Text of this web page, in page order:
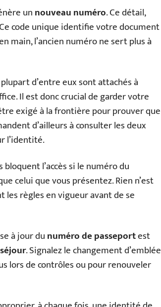
unnouveau numéro. Ce détail,
code unique identifie votre document
main, l’ancien numéro ne sert plus à
plupart d’entre eux sont attachés à
Il est donc crucial de garder votre
exigé à la frontière pour prouver que
d’ailleurs à consulter les deux
l’identité.
l’accès si le numéro du
celui que vous présentez. Rien n’est
les règles en vigueur avant de se
à jour dunuméro de passeportest
. Signalez le changement d’emblée
lors de contrôles ou pour renouveler